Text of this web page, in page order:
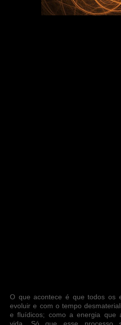
O que acontece é que todos os
evoluir e com o tempo
e fluídicos; como a energia que
vida. Só que esse processo